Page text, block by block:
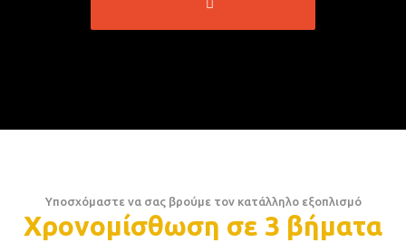
Υποσχόμαστε να σας βρούμε τον κατάλληλο εξοπλισμό
Χρονομίσθωση σε 3 βήματα